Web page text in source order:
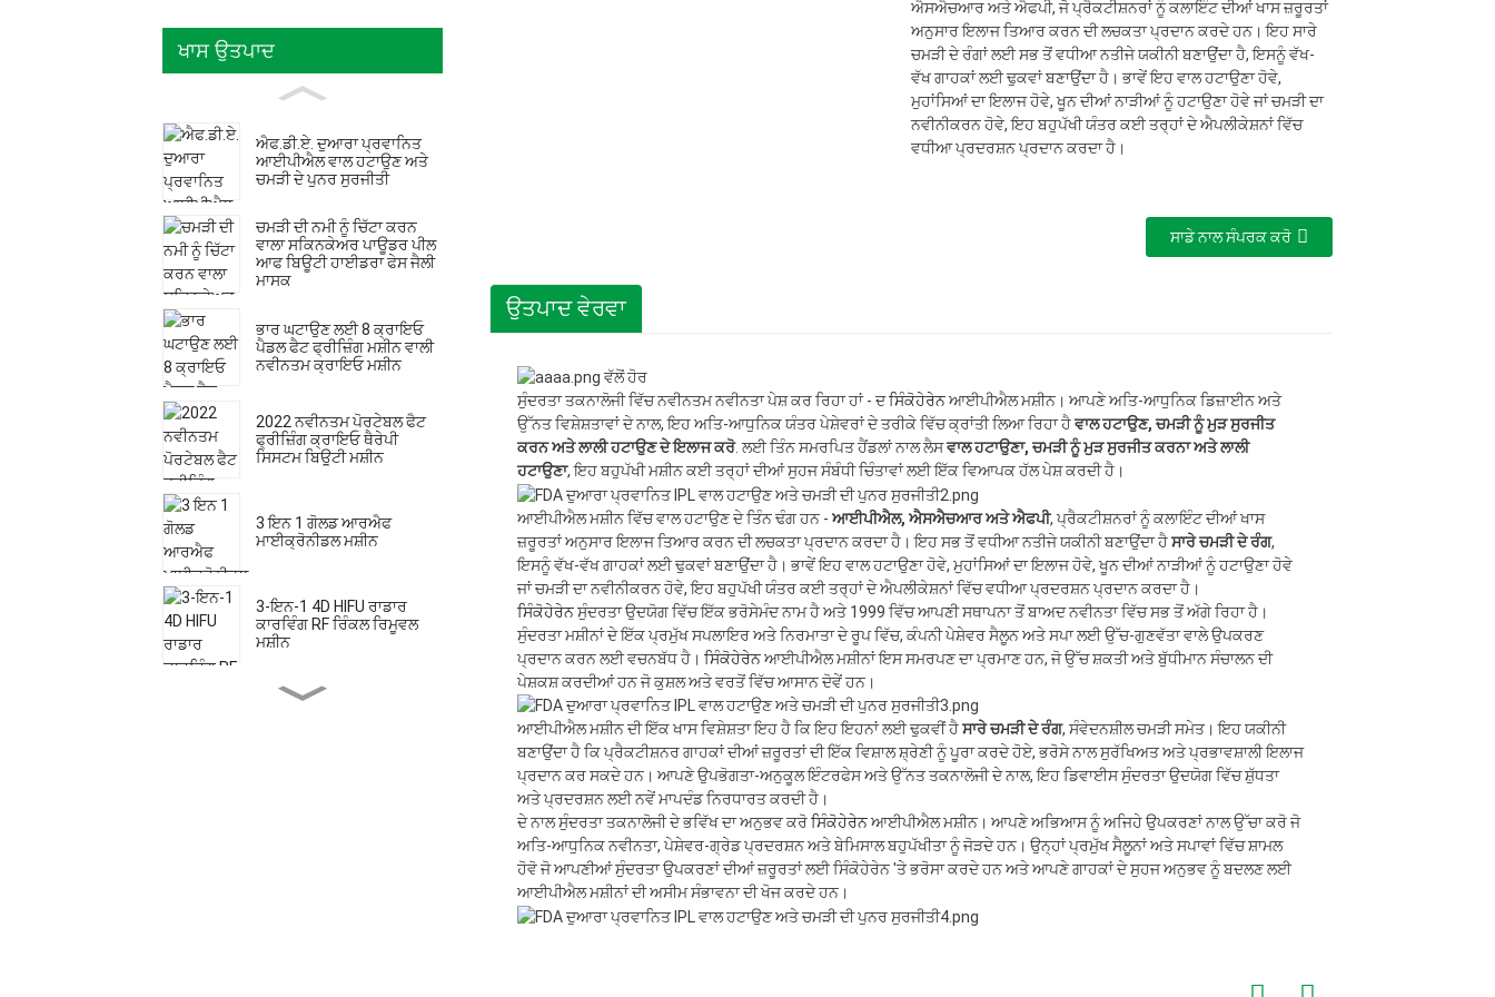
ਖਾਸ ਉਤਪਾਦ
ਐਫ.ਡੀ.ਏ. ਦੁਆਰਾ ਪ੍ਰਵਾਨਿਤ
ਆਈਪੀਐਲ ਵਾਲ ਹਟਾਉਣ ਅਤੇ
ਚਮੜੀ ਦੇ ਪੁਨਰ ਸੁਰਜੀਤੀ
ਚਮੜੀ ਦੀ ਨਮੀ ਨੂੰ ਚਿੱਟਾ ਕਰਨ
ਵਾਲਾ ਸਕਿਨਕੇਅਰ ਪਾਊਡਰ ਪੀਲ
ਆਫ ਬਿਊਟੀ ਹਾਈਡਰਾ ਫੇਸ ਜੈਲੀ
ਮਾਸਕ
ਭਾਰ ਘਟਾਉਣ ਲਈ 8 ਕ੍ਰਾਇਓ
ਪੈਡਲ ਫੈਟ ਫ੍ਰੀਜ਼ਿੰਗ ਮਸ਼ੀਨ ਵਾਲੀ
ਨਵੀਨਤਮ ਕ੍ਰਾਇਓ ਮਸ਼ੀਨ
2022 ਨਵੀਨਤਮ ਪੋਰਟੇਬਲ ਫੈਟ
ਫ੍ਰੀਜ਼ਿੰਗ ਕ੍ਰਾਇਓ ਥੈਰੇਪੀ
ਸਿਸਟਮ ਬਿਊਟੀ ਮਸ਼ੀਨ
3 ਇਨ 1 ਗੋਲਡ ਆਰਐਫ
ਮਾਈਕ੍ਰੋਨੀਡਲ ਮਸ਼ੀਨ
3-ਇਨ-1 4D HIFU ਰਾਡਾਰ
ਕਾਰਵਿੰਗ RF ਰਿੰਕਲ ਰਿਮੂਵਲ
ਮਸ਼ੀਨ
ਮਲਟੀਫੰਕਸ਼ਨਲ 5 in1 5d HIFU
ਮਾਈਕ੍ਰੋਨੀਡਲ RF Vmax HIFU
ਐਸਐਚਆਰ ਅਤੇ ਐਫਪੀ, ਜੋ ਪ੍ਰੈਕਟੀਸ਼ਨਰਾਂ ਨੂੰ ਕਲਾਇੰਟ ਦੀਆਂ ਖਾਸ ਜ਼ਰੂਰਤਾਂ
ਅਨੁਸਾਰ ਇਲਾਜ ਤਿਆਰ ਕਰਨ ਦੀ ਲਚਕਤਾ ਪ੍ਰਦਾਨ ਕਰਦੇ ਹਨ। ਇਹ ਸਾਰੇ
ਚਮੜੀ ਦੇ ਰੰਗਾਂ ਲਈ ਸਭ ਤੋਂ ਵਧੀਆ ਨਤੀਜੇ ਯਕੀਨੀ ਬਣਾਉਂਦਾ ਹੈ, ਇਸਨੂੰ ਵੱਖ-
ਵੱਖ ਗਾਹਕਾਂ ਲਈ ਢੁਕਵਾਂ ਬਣਾਉਂਦਾ ਹੈ। ਭਾਵੇਂ ਇਹ ਵਾਲ ਹਟਾਉਣਾ ਹੋਵੇ,
ਮੁਹਾਂਸਿਆਂ ਦਾ ਇਲਾਜ ਹੋਵੇ, ਖੂਨ ਦੀਆਂ ਨਾੜੀਆਂ ਨੂੰ ਹਟਾਉਣਾ ਹੋਵੇ ਜਾਂ ਚਮੜੀ ਦਾ
ਨਵੀਨੀਕਰਨ ਹੋਵੇ, ਇਹ ਬਹੁਪੱਖੀ ਯੰਤਰ ਕਈ ਤਰ੍ਹਾਂ ਦੇ ਐਪਲੀਕੇਸ਼ਨਾਂ ਵਿੱਚ
ਵਧੀਆ ਪ੍ਰਦਰਸ਼ਨ ਪ੍ਰਦਾਨ ਕਰਦਾ ਹੈ।
ਸਾਡੇ ਨਾਲ ਸੰਪਰਕ ਕਰੋ
ਉਤਪਾਦ ਵੇਰਵਾ
ਸੁੰਦਰਤਾ ਤਕਨਾਲੋਜੀ ਵਿੱਚ ਨਵੀਨਤਮ ਨਵੀਨਤਾ ਪੇਸ਼ ਕਰ ਰਿਹਾ ਹਾਂ - ਦਸਿੰਕੋਹੇਰੇਨਆਈਪੀਐਲ ਮਸ਼ੀਨ। ਆਪਣੇ ਅਤਿ-ਆਧੁਨਿਕ ਡਿਜ਼ਾਈਨ ਅਤੇ
ਉੱਨਤ ਵਿਸ਼ੇਸ਼ਤਾਵਾਂ ਦੇ ਨਾਲ, ਇਹ ਅਤਿ-ਆਧੁਨਿਕ ਯੰਤਰ ਪੇਸ਼ੇਵਰਾਂ ਦੇ ਤਰੀਕੇ ਵਿੱਚ ਕ੍ਰਾਂਤੀ ਲਿਆ ਰਿਹਾ ਹੈਵਾਲ ਹਟਾਉਣ, ਚਮੜੀ ਨੂੰ ਮੁੜ ਸੁਰਜੀਤ
ਕਰਨ ਅਤੇ ਲਾਲੀ ਹਟਾਉਣ ਦੇ ਇਲਾਜ ਕਰੋ. ਲਈ ਤਿੰਨ ਸਮਰਪਿਤ ਹੈਂਡਲਾਂ ਨਾਲ ਲੈਸਵਾਲ ਹਟਾਉਣਾ, ਚਮੜੀ ਨੂੰ ਮੁੜ ਸੁਰਜੀਤ ਕਰਨਾ ਅਤੇ ਲਾਲੀ
ਹਟਾਉਣਾ, ਇਹ ਬਹੁਪੱਖੀ ਮਸ਼ੀਨ ਕਈ ਤਰ੍ਹਾਂ ਦੀਆਂ ਸੁਹਜ ਸੰਬੰਧੀ ਚਿੰਤਾਵਾਂ ਲਈ ਇੱਕ ਵਿਆਪਕ ਹੱਲ ਪੇਸ਼ ਕਰਦੀ ਹੈ।
ਆਈਪੀਐਲ ਮਸ਼ੀਨ ਵਿੱਚ ਵਾਲ ਹਟਾਉਣ ਦੇ ਤਿੰਨ ਢੰਗ ਹਨ - ਆਈਪੀਐਲ, ਐਸਐਚਆਰ ਅਤੇ ਐਫਪੀ, ਪ੍ਰੈਕਟੀਸ਼ਨਰਾਂ ਨੂੰ ਕਲਾਇੰਟ ਦੀਆਂ ਖਾਸ
ਜ਼ਰੂਰਤਾਂ ਅਨੁਸਾਰ ਇਲਾਜ ਤਿਆਰ ਕਰਨ ਦੀ ਲਚਕਤਾ ਪ੍ਰਦਾਨ ਕਰਦਾ ਹੈ। ਇਹ ਸਭ ਤੋਂ ਵਧੀਆ ਨਤੀਜੇ ਯਕੀਨੀ ਬਣਾਉਂਦਾ ਹੈਸਾਰੇ ਚਮੜੀ ਦੇ ਰੰਗ,
ਇਸਨੂੰ ਵੱਖ-ਵੱਖ ਗਾਹਕਾਂ ਲਈ ਢੁਕਵਾਂ ਬਣਾਉਂਦਾ ਹੈ। ਭਾਵੇਂ ਇਹ ਵਾਲ ਹਟਾਉਣਾ ਹੋਵੇ, ਮੁਹਾਂਸਿਆਂ ਦਾ ਇਲਾਜ ਹੋਵੇ, ਖੂਨ ਦੀਆਂ ਨਾੜੀਆਂ ਨੂੰ ਹਟਾਉਣਾ ਹੋਵੇ
ਜਾਂ ਚਮੜੀ ਦਾ ਨਵੀਨੀਕਰਨ ਹੋਵੇ, ਇਹ ਬਹੁਪੱਖੀ ਯੰਤਰ ਕਈ ਤਰ੍ਹਾਂ ਦੇ ਐਪਲੀਕੇਸ਼ਨਾਂ ਵਿੱਚ ਵਧੀਆ ਪ੍ਰਦਰਸ਼ਨ ਪ੍ਰਦਾਨ ਕਰਦਾ ਹੈ।
ਸਿੰਕੋਹੇਰੇਨਸੁੰਦਰਤਾ ਉਦਯੋਗ ਵਿੱਚ ਇੱਕ ਭਰੋਸੇਮੰਦ ਨਾਮ ਹੈ ਅਤੇ 1999 ਵਿੱਚ ਆਪਣੀ ਸਥਾਪਨਾ ਤੋਂ ਬਾਅਦ ਨਵੀਨਤਾ ਵਿੱਚ ਸਭ ਤੋਂ ਅੱਗੇ ਰਿਹਾ ਹੈ।
ਸੁੰਦਰਤਾ ਮਸ਼ੀਨਾਂ ਦੇ ਇੱਕ ਪ੍ਰਮੁੱਖ ਸਪਲਾਇਰ ਅਤੇ ਨਿਰਮਾਤਾ ਦੇ ਰੂਪ ਵਿੱਚ, ਕੰਪਨੀ ਪੇਸ਼ੇਵਰ ਸੈਲੂਨ ਅਤੇ ਸਪਾ ਲਈ ਉੱਚ-ਗੁਣਵੱਤਾ ਵਾਲੇ ਉਪਕਰਣ
ਪ੍ਰਦਾਨ ਕਰਨ ਲਈ ਵਚਨਬੱਧ ਹੈ। ਸਿੰਕੋਹੇਰੇਨਆਈਪੀਐਲ ਮਸ਼ੀਨਾਂ ਇਸ ਸਮਰਪਣ ਦਾ ਪ੍ਰਮਾਣ ਹਨ, ਜੋ ਉੱਚ ਸ਼ਕਤੀ ਅਤੇ ਬੁੱਧੀਮਾਨ ਸੰਚਾਲਨ ਦੀ
ਪੇਸ਼ਕਸ਼ ਕਰਦੀਆਂ ਹਨ ਜੋ ਕੁਸ਼ਲ ਅਤੇ ਵਰਤੋਂ ਵਿੱਚ ਆਸਾਨ ਦੋਵੇਂ ਹਨ।
ਆਈਪੀਐਲ ਮਸ਼ੀਨ ਦੀ ਇੱਕ ਖਾਸ ਵਿਸ਼ੇਸ਼ਤਾ ਇਹ ਹੈ ਕਿ ਇਹ ਇਹਨਾਂ ਲਈ ਢੁਕਵੀਂ ਹੈਸਾਰੇ ਚਮੜੀ ਦੇ ਰੰਗ, ਸੰਵੇਦਨਸ਼ੀਲ ਚਮੜੀ ਸਮੇਤ। ਇਹ ਯਕੀਨੀ
ਬਣਾਉਂਦਾ ਹੈ ਕਿ ਪ੍ਰੈਕਟੀਸ਼ਨਰ ਗਾਹਕਾਂ ਦੀਆਂ ਜ਼ਰੂਰਤਾਂ ਦੀ ਇੱਕ ਵਿਸ਼ਾਲ ਸ਼੍ਰੇਣੀ ਨੂੰ ਪੂਰਾ ਕਰਦੇ ਹੋਏ, ਭਰੋਸੇ ਨਾਲ ਸੁਰੱਖਿਅਤ ਅਤੇ ਪ੍ਰਭਾਵਸ਼ਾਲੀ ਇਲਾਜ
ਪ੍ਰਦਾਨ ਕਰ ਸਕਦੇ ਹਨ। ਆਪਣੇ ਉਪਭੋਗਤਾ-ਅਨੁਕੂਲ ਇੰਟਰਫੇਸ ਅਤੇ ਉੱਨਤ ਤਕਨਾਲੋਜੀ ਦੇ ਨਾਲ, ਇਹ ਡਿਵਾਈਸ ਸੁੰਦਰਤਾ ਉਦਯੋਗ ਵਿੱਚ ਸ਼ੁੱਧਤਾ
ਅਤੇ ਪ੍ਰਦਰਸ਼ਨ ਲਈ ਨਵੇਂ ਮਾਪਦੰਡ ਨਿਰਧਾਰਤ ਕਰਦੀ ਹੈ।
ਦੇ ਨਾਲ ਸੁੰਦਰਤਾ ਤਕਨਾਲੋਜੀ ਦੇ ਭਵਿੱਖ ਦਾ ਅਨੁਭਵ ਕਰੋਸਿੰਕੋਹੇਰੇਨਆਈਪੀਐਲ ਮਸ਼ੀਨ। ਆਪਣੇ ਅਭਿਆਸ ਨੂੰ ਅਜਿਹੇ ਉਪਕਰਣਾਂ ਨਾਲ ਉੱਚਾ ਕਰੋ ਜੋ
ਅਤਿ-ਆਧੁਨਿਕ ਨਵੀਨਤਾ, ਪੇਸ਼ੇਵਰ-ਗ੍ਰੇਡ ਪ੍ਰਦਰਸ਼ਨ ਅਤੇ ਬੇਮਿਸਾਲ ਬਹੁਪੱਖੀਤਾ ਨੂੰ ਜੋੜਦੇ ਹਨ। ਉਨ੍ਹਾਂ ਪ੍ਰਮੁੱਖ ਸੈਲੂਨਾਂ ਅਤੇ ਸਪਾਵਾਂ ਵਿੱਚ ਸ਼ਾਮਲ
ਹੋਵੋ ਜੋ ਆਪਣੀਆਂ ਸੁੰਦਰਤਾ ਉਪਕਰਣਾਂ ਦੀਆਂ ਜ਼ਰੂਰਤਾਂ ਲਈ ਸਿੰਕੋਹੇਰੇਨ 'ਤੇ ਭਰੋਸਾ ਕਰਦੇ ਹਨ ਅਤੇ ਆਪਣੇ ਗਾਹਕਾਂ ਦੇ ਸੁਹਜ ਅਨੁਭਵ ਨੂੰ ਬਦਲਣ ਲਈ
ਆਈਪੀਐਲ ਮਸ਼ੀਨਾਂ ਦੀ ਅਸੀਮ ਸੰਭਾਵਨਾ ਦੀ ਖੋਜ ਕਰਦੇ ਹਨ।